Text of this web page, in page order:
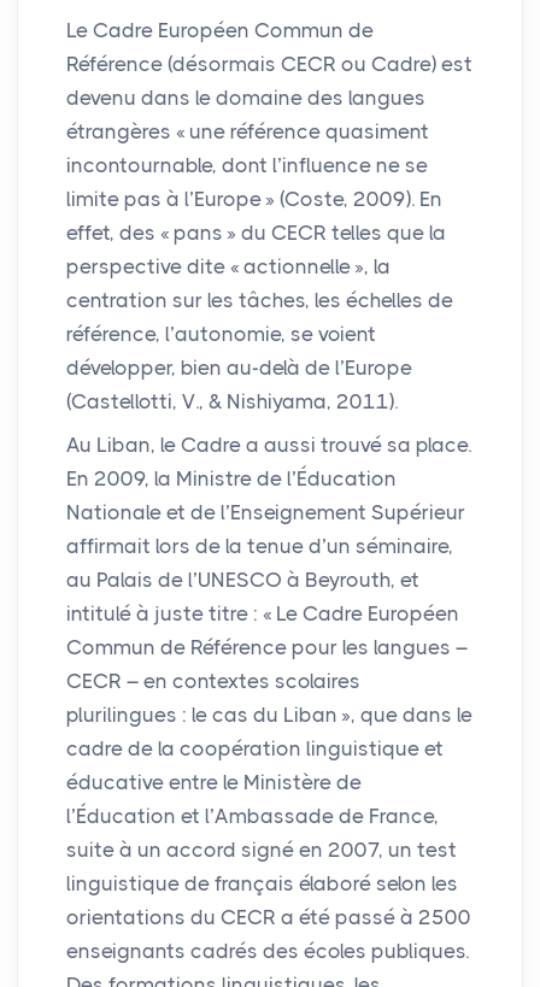
Le Cadre Européen Commun de
Référence (désormais CECR ou Cadre) est
devenu dans le domaine des langues
étrangères « une référence quasiment
incontournable, dont l’influence ne se
limite pas à l’Europe » (Coste, 2009). En
effet, des « pans » du CECR telles que la
perspective dite « actionnelle », la
centration sur les tâches, les échelles de
référence, l’autonomie, se voient
développer, bien au-delà de l’Europe
(Castellotti, V., & Nishiyama, 2011).
Au Liban, le Cadre a aussi trouvé sa place.
En 2009, la Ministre de l’Éducation
Nationale et de l’Enseignement Supérieur
affirmait lors de la tenue d’un séminaire,
au Palais de l’UNESCO à Beyrouth, et
intitulé à juste titre : « Le Cadre Européen
Commun de Référence pour les langues –
CECR – en contextes scolaires
plurilingues : le cas du Liban », que dans le
cadre de la coopération linguistique et
éducative entre le Ministère de
l’Éducation et l’Ambassade de France,
suite à un accord signé en 2007, un test
linguistique de français élaboré selon les
orientations du CECR a été passé à 2500
enseignants cadrés des écoles publiques.